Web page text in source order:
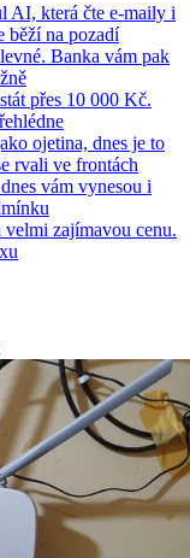
AI, která čte e-maily i
běží na pozadí
Banka vám pak
přes 10 000 Kč.
ojetina, dnes je to
rvali ve frontách
vám vynesou i
zajímavou cenu.